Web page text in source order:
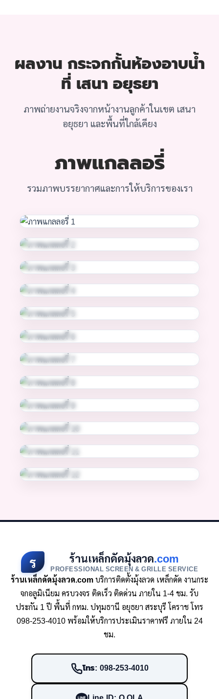
ผลงาน กระจกกั้นห้องอาบน้ำ
ที่ เสนา อยุธยา
ภาพถ่ายงานจริงจากหน้างานลูกค้าในเขต เสนา
อยุธยา และพื้นที่ใกล้เคียง
ภาพแกลลอรี่
รวมภาพบรรยากาศและการให้บริการของเรา
ร ร้านเหล็กดัดมุ้งลวด.com
PROFESSIONAL SCREEN & GRILLE SERVICE
ร้านเหล็กดัดมุ้งลวด.comบริการติดตั้งมุ้งลวด เหล็กดัด งานกระ
จกอลูมิเนียม ครบวงจร ติดเร็ว ติดด่วน ภายใน 1-4 ชม. รับ
ประกัน 1 ปี พื้นที่ กทม. ปทุมธานี อยุธยา สระบุรี โคราช โทร
098-253-4010 พร้อมให้บริการประเมินราคาฟรี ภายใน 24
ชม.
โทร: 098-253-4010